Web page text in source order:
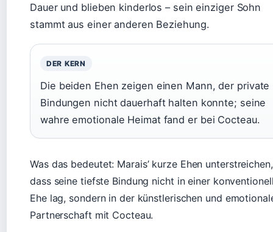
Dauer und blieben kinderlos – sein einziger Sohn
stammt aus einer anderen Beziehung.
DER KERN
Die beiden Ehen zeigen einen Mann, der private
Bindungen nicht dauerhaft halten konnte; seine
wahre emotionale Heimat fand er bei Cocteau.
Was das bedeutet: Marais’ kurze Ehen unterstreichen,
dass seine tiefste Bindung nicht in einer
Ehe lag, sondern in der künstlerischen und
Partnerschaft mit Cocteau.